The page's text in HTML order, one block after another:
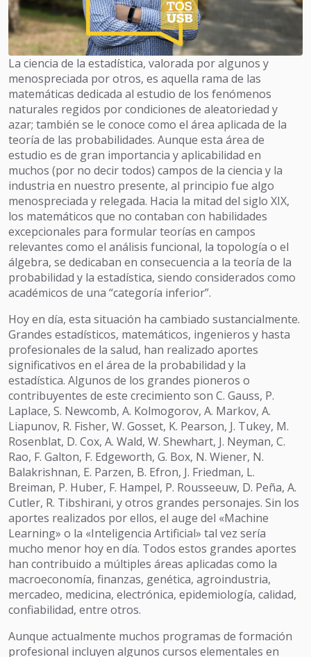
La ciencia de la estadística, valorada por algunos y
menospreciada por otros, es aquella rama de las
matemáticas dedicada al estudio de los fenómenos
naturales regidos por condiciones de aleatoriedad y
azar; también se le conoce como el área aplicada de la
teoría de las probabilidades. Aunque esta área de
estudio es de gran importancia y aplicabilidad en
muchos (por no decir todos) campos de la ciencia y la
industria en nuestro presente, al principio fue algo
menospreciada y relegada. Hacia la mitad del siglo XIX,
los matemáticos que no contaban con habilidades
excepcionales para formular teorías en campos
relevantes como el análisis funcional, la topología o el
álgebra, se dedicaban en consecuencia a la teoría de la
probabilidad y la estadística, siendo considerados como
académicos de una “categoría inferior”.
Hoy en día, esta situación ha cambiado sustancialmente.
Grandes estadísticos, matemáticos, ingenieros y hasta
profesionales de la salud, han realizado aportes
significativos en el área de la probabilidad y la
estadística. Algunos de los grandes pioneros o
contribuyentes de este crecimiento son C. Gauss, P.
Laplace, S. Newcomb, A. Kolmogorov, A. Markov, A.
Liapunov, R. Fisher, W. Gosset, K. Pearson, J. Tukey, M.
Rosenblat, D. Cox, A. Wald, W. Shewhart, J. Neyman, C.
Rao, F. Galton, F. Edgeworth, G. Box, N. Wiener, N.
Balakrishnan, E. Parzen, B. Efron, J. Friedman, L.
Breiman, P. Huber, F. Hampel, P. Rousseeuw, D. Peña, A.
Cutler, R. Tibshirani, y otros grandes personajes. Sin los
aportes realizados por ellos, el auge del «Machine
Learning» o la «Inteligencia Artificial» tal vez sería
mucho menor hoy en día. Todos estos grandes aportes
han contribuido a múltiples áreas aplicadas como la
macroeconomía, finanzas, genética, agroindustria,
mercadeo, medicina, electrónica, epidemiología, calidad,
confiabilidad, entre otros.
Aunque actualmente muchos programas de formación
profesional incluyen algunos cursos elementales en